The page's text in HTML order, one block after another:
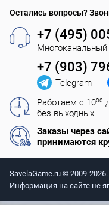
Остались вопросы?
+7 (495)
Многоканальный
+7 (903)
Telegram
Работаем с 1000
без выходных
Заказы через
принимаются
SavelaGame.ru © 2009-2026.
Информация на сайте не